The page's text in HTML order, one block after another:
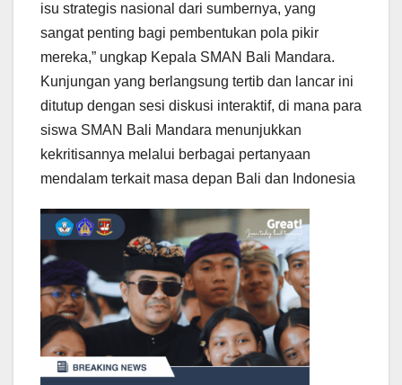
isu strategis nasional dari sumbernya, yang
sangat penting bagi pembentukan pola pikir
mereka,” ungkap Kepala SMAN Bali Mandara.
​Kunjungan yang berlangsung tertib dan lancar ini
ditutup dengan sesi diskusi interaktif, di mana para
siswa SMAN Bali Mandara menunjukkan
kekritisannya melalui berbagai pertanyaan
mendalam terkait masa depan Bali dan Indonesia